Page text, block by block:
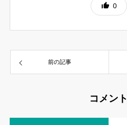
0
前の記事
コメント